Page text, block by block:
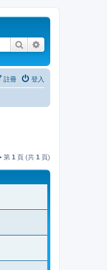
搜尋
登入
註冊
第 1 頁 (共 1 頁)